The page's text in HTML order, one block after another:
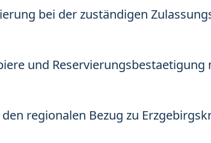
bei der zuständigen
und
regionalen Bezug zu